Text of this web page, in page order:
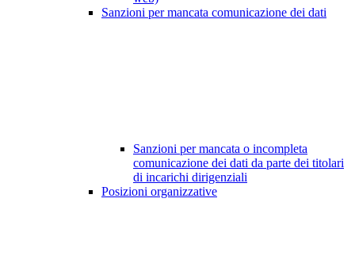
Sanzioni per mancata comunicazione dei dati
Sanzioni per mancata o incompleta
comunicazione dei dati da parte dei titolari
di incarichi dirigenziali
Posizioni organizzative